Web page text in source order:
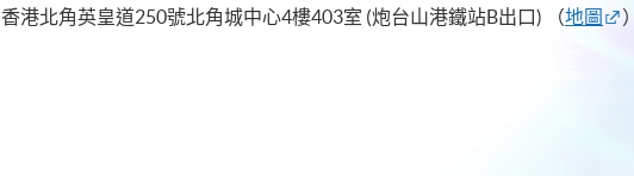
香港北角英皇道250號北角城中心4樓403室 (炮台山港鐵站B出口) （地圖 ）